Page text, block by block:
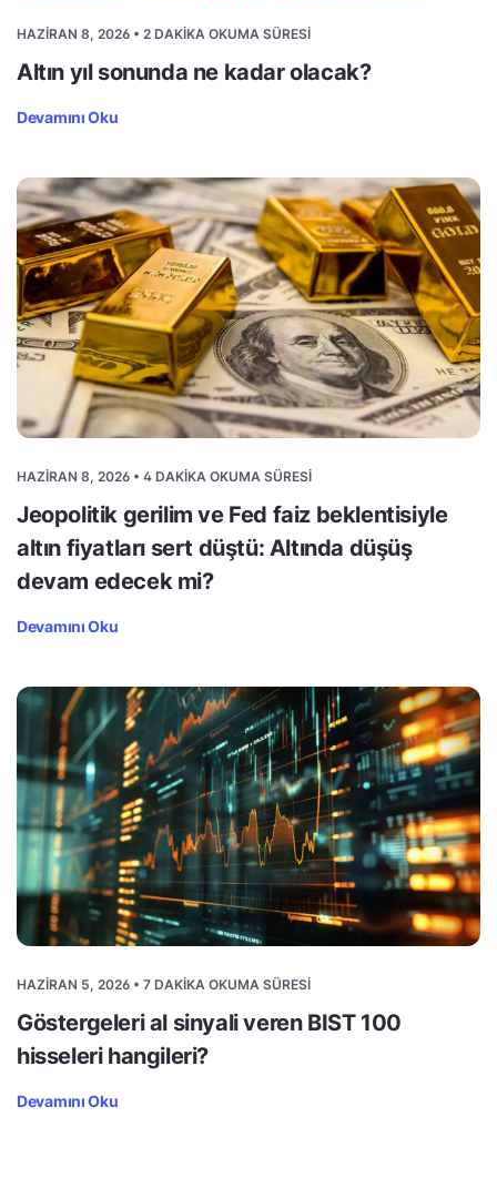
HAZIRAN 8, 2026 • 2 DAKIKA OKUMA SÜRESI
Altın yıl sonunda ne kadar olacak?
Devamını Oku
HAZIRAN 8, 2026 • 4 DAKIKA OKUMA SÜRESI
Jeopolitik gerilim ve Fed faiz beklentisiyle
altın fiyatları sert düştü: Altında düşüş
devam edecek mi?
Devamını Oku
HAZIRAN 5, 2026 • 7 DAKIKA OKUMA SÜRESI
Göstergeleri al sinyali veren BIST 100
hisseleri hangileri?
Devamını Oku